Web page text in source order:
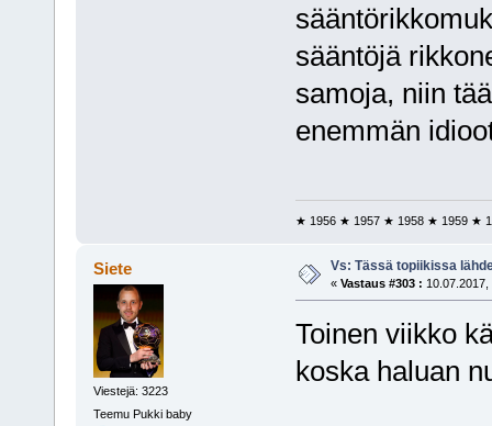
sääntöjä
samoja, niin
enemmän
★ 1956 ★ 1957 ★ 1958 ★ 1959 ★
Siete
Viestejä: 3223
Teemu Pukki baby
Vs: Tässä topiikissa
« Vastaus #303 :
Toinen viikko
koska haluan